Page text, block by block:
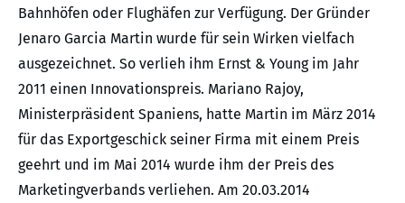
Bahnhöfen oder Flughäfen zur Verfügung. Der Gründer
Jenaro Garcia Martin wurde für sein Wirken vielfach
ausgezeichnet. So verlieh ihm Ernst & Young im Jahr
2011 einen Innovationspreis. Mariano Rajoy,
Ministerpräsident Spaniens, hatte Martin im März 2014
für das Exportgeschick seiner Firma mit einem Preis
geehrt und im Mai 2014 wurde ihm der Preis des
Marketingverbands verliehen. Am 20.03.2014